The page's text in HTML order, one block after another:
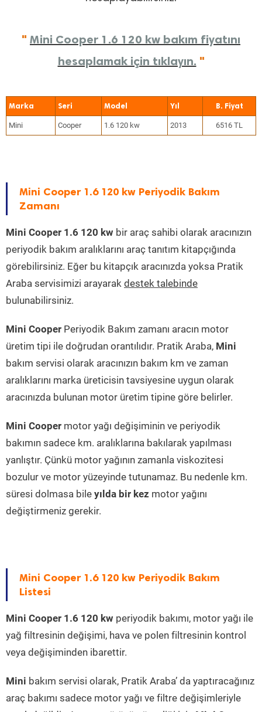
" Mini Cooper 1.6 120 kw bakım fiyatını
hesaplamak için tıklayın. "
Marka Seri Model Yıl
Mini Cooper 1.6 120 kw 2013 6516 TL
Mini Cooper 1.6 120 kw Periyodik Bakım
Zamanı
Mini Cooper 1.6 120 kw bir araç sahibi olarak aracınızın
periyodik bakım aralıklarını araç tanıtım kitapçığında
görebilirsiniz. Eğer bu kitapçık aracınızda yoksa Pratik
Araba servisimizi arayarak destek talebinde
bulunabilirsiniz.
Mini Cooper Periyodik Bakım zamanı aracın motor
üretim tipi ile doğrudan orantılıdır. Pratik Araba, Mini
bakım servisi olarak aracınızın bakım km ve zaman
aralıklarını marka üreticisin tavsiyesine uygun olarak
aracınızda bulunan motor üretim tipine göre belirler.
Mini Cooper motor yağı değişiminin ve periyodik
bakımın sadece km. aralıklarına bakılarak yapılması
yanlıştır. Çünkü motor yağının zamanla viskozitesi
bozulur ve motor yüzeyinde tutunamaz. Bu nedenle km.
süresi dolmasa bile yılda bir kez motor yağını
değiştirmeniz gerekir.
Mini Cooper 1.6 120 kw Periyodik Bakım
Listesi
Mini Cooper 1.6 120 kw periyodik bakımı, motor yağı ile
yağ filtresinin değişimi, hava ve polen filtresinin kontrol
veya değişiminden ibarettir.
Mini bakım servisi olarak, Pratik Araba’ da yaptıracağınız
araç bakımı sadece motor yağı ve filtre değişimleriyle